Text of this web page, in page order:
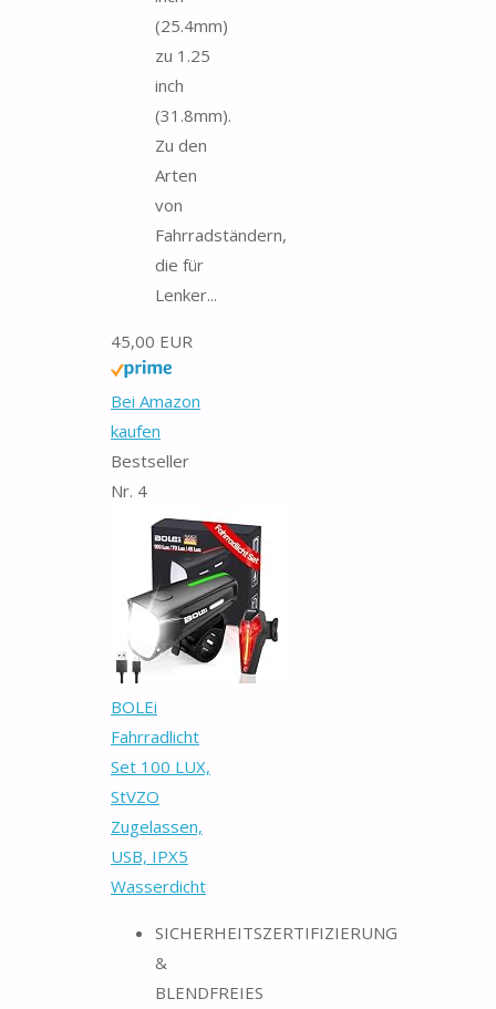
(25.4mm)
zu 1.25
inch
(31.8mm).
Zu den
Arten
von
Fahrradständern,
die für
Lenker...
45,00 EUR
Bei Amazon
kaufen
Bestseller
Nr. 4
BOLEi
Fahrradlicht
Set 100 LUX,
StVZO
Zugelassen,
USB, IPX5
Wasserdicht
SICHERHEITSZERTIFIZIERUNG
&
BLENDFREIES